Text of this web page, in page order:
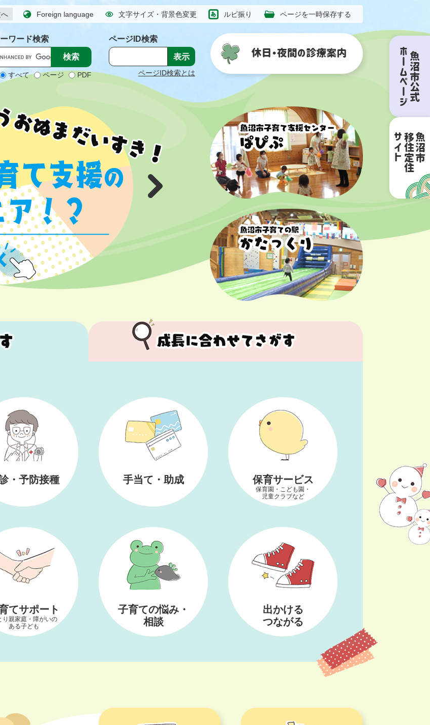
Foreign language 文字サイズ・背景色変更 ルビ振り ページを一時保存する
ワード検索
すべて ページ PDF
ページID検索
ページID検索とは
・予防接種 手当て・助成 保育サービス
保育園・こども園・
児童クラブなど
てサポート
り親家庭・障がいの
ある子ども
子育ての悩み・
相談
出かける
つながる